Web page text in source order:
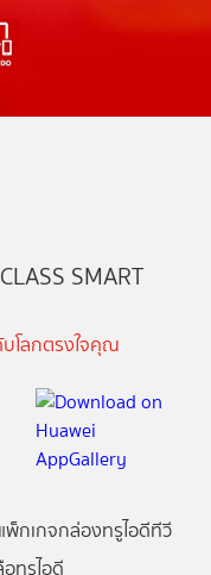
SMART
โลกตรงใจคุณ
แพ็กเกจกล่องทรูไอดีทีวี
ทรูไอดี